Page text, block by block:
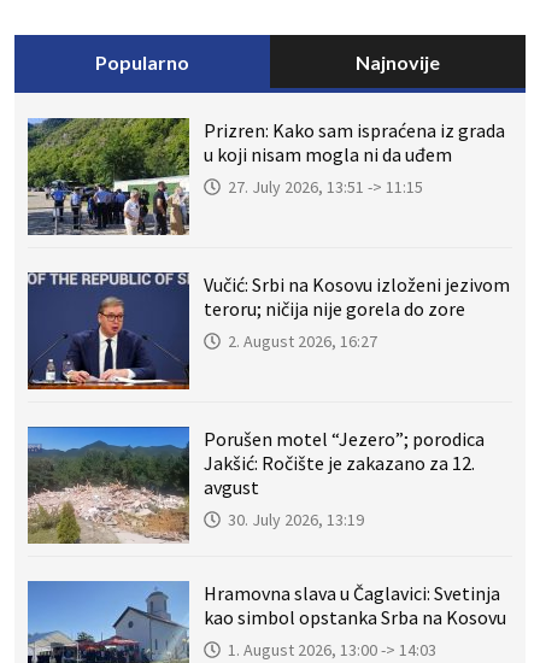
Popularno Najnovije
Prizren: Kako sam ispraćena iz grada
u koji nisam mogla ni da uđem
27. July 2026, 13:51 -> 11:15
Vučić: Srbi na Kosovu izloženi jezivom
teroru; ničija nije gorela do zore
2. August 2026, 16:27
Porušen motel “Jezero”; porodica
Jakšić: Ročište je zakazano za 12.
avgust
30. July 2026, 13:19
Hramovna slava u Čaglavici: Svetinja
kao simbol opstanka Srba na Kosovu
1. August 2026, 13:00 -> 14:03